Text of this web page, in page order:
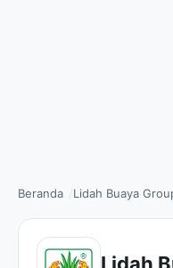
Beranda Lidah Buaya